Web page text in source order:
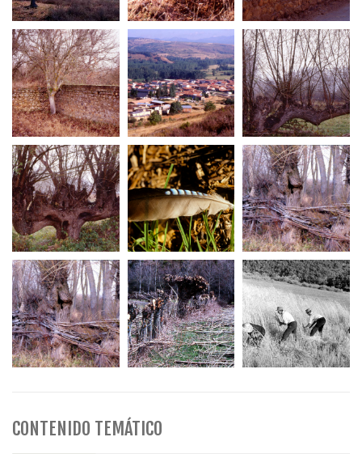
CONTENIDO TEMÁTICO